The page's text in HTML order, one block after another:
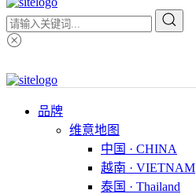
品牌
维意地图
中国 · CHINA
越南 · VIETNAM
泰国 · Thailand